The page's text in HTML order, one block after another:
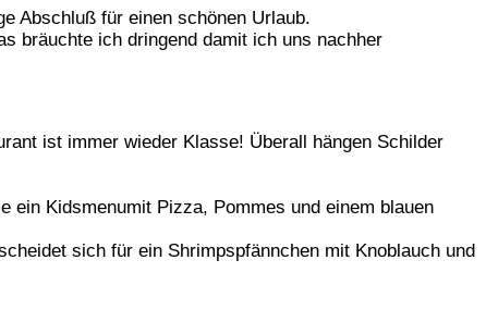
Abschluß für einen schönen Urlaub.
bräuchte ich dringend damit ich uns nachher
ist immer wieder Klasse! Überall hängen Schilder
Kidsmenumit Pizza, Pommes und einem blauen
sich für ein Shrimpspfännchen mit Knoblauch und